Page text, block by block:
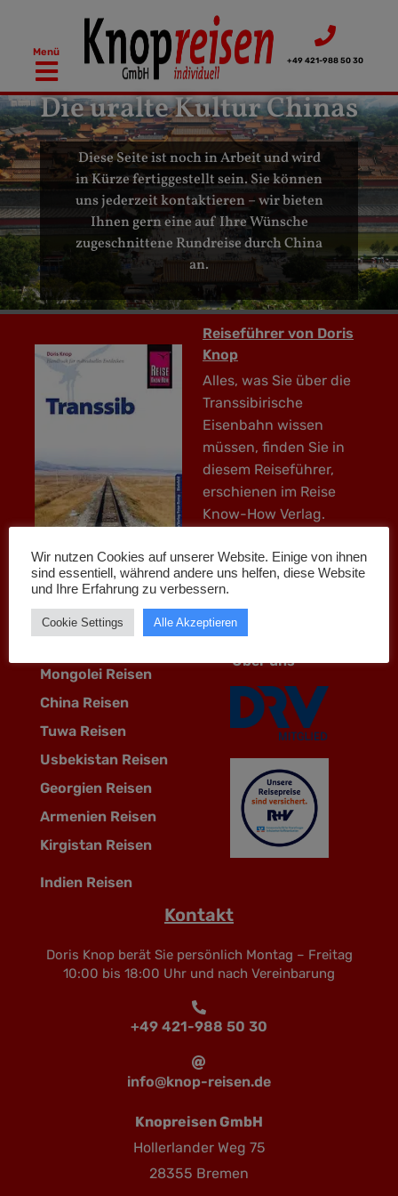
springen
Menü
+49 421-988 50 30
Die uralte Kultur Chinas
Diese Seite ist noch in Arbeit und wird
in Kürze fertiggestellt sein. Sie können
uns jederzeit kontaktieren – wir bieten
Ihnen gern eine auf Ihre Wünsche
zugeschnittene Rundreise durch China
an.
Reiseführer von Doris
Knop
Alles, was Sie über die
Transsibirische
Eisenbahn wissen
müssen, finden Sie in
diesem Reiseführer,
erschienen im Reise
Know-How Verlag.
Unsere Reiseziele
Transsib Reisen
Mongolei Reisen
China Reisen
Tuwa Reisen
Usbekistan Reisen
Georgien Reisen
Armenien Reisen
Kirgistan Reisen
Indien Reisen
AGB
Über uns
Kontakt
Doris Knop berät Sie persönlich Montag – Freitag
10:00 bis 18:00 Uhr und nach Vereinbarung
+49 421-988 50 30
info@knop-reisen.de
Knopreisen GmbH
Hollerlander Weg 75
28355 Bremen
Wir nutzen Cookies auf unserer Website. Einige von ihnen
sind essentiell, während andere uns helfen, diese Website
und Ihre Erfahrung zu verbessern.
Cookie Settings Alle Akzeptieren